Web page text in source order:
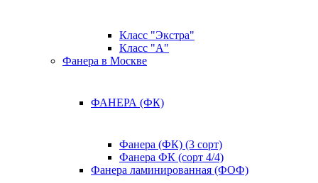
Класс "Экстра"
Класс "А"
Фанера в Москве
ФАНЕРА (ФК)
Фанера (ФК) (3 сорт)
Фанера ФК (сорт 4/4)
Фанера ламинированная (ФОФ)